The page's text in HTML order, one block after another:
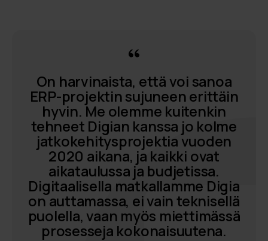
On harvinaista, että voi sanoa
ERP-projektin sujuneen erittäin
hyvin. Me olemme kuitenkin
tehneet Digian kanssa jo kolme
jatkokehitysprojektia vuoden
2020 aikana, ja kaikki ovat
aikataulussa ja budjetissa.
Digitaalisella matkallamme Digia
on auttamassa, ei vain teknisellä
puolella, vaan myös miettimässä
prosesseja kokonaisuutena.